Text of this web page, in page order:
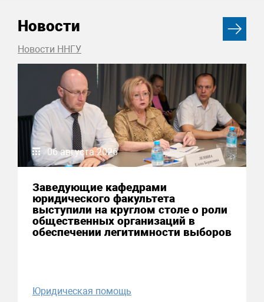
Новости
Новости ННГУ
06 августа 2026
Заведующие кафедрами
юридического факультета
выступили на круглом столе о роли
общественных организаций в
обеспечении легитимности выборов
Юридическая помощь